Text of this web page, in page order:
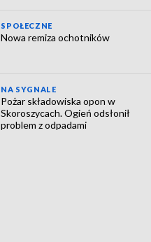
SPOŁECZNE
Nowa remiza ochotników
NA SYGNALE
Pożar składowiska opon w
Skoroszycach. Ogień odsłonił
problem z odpadami